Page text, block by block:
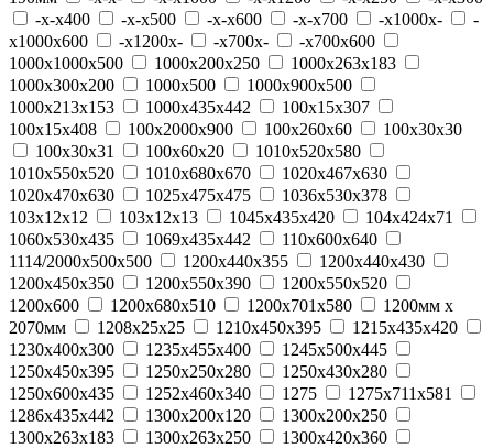
-x-x400
-x-x500 -x-x600 -x-x700 -x1000x-
-
x1000x600
-x1200x- -x700x-
-x700x600
1000x1000x500
1000x200x250
1000x263x183
1000x300x200
1000x500
1000x900x500
1000х213х153
1000х435х442
100x15x307
100x15x408
100x2000x900 100x260x60
100x30x30
100x30x31
100x60x20
1010x520x580
1010x550x520
1010x680x670
1020x467x630
1020x470x630
1025х475х475
1036x530x378
103x12x12
103x12x13 1045х435х420
104x424x71
1060x530x435
1069х435х442
110x600x640
1114/2000x500x500
1200x440x355
1200x440x430
1200x450x350
1200x550x390
1200x550x520
1200x600
1200x680x510 1200x701x580
1200мм х
2070мм
1208x25x25 1210х450х395
1215х435х420
1230x400x300
1235х455х400
1245х500х445
1250x450x395
1250х250х280
1250х430х280
1250х600х435
1252x460x340 1275
1275x711x581
1286x435x442
1300x200x120
1300x200x250
1300x263x183
1300x263x250
1300х420х360